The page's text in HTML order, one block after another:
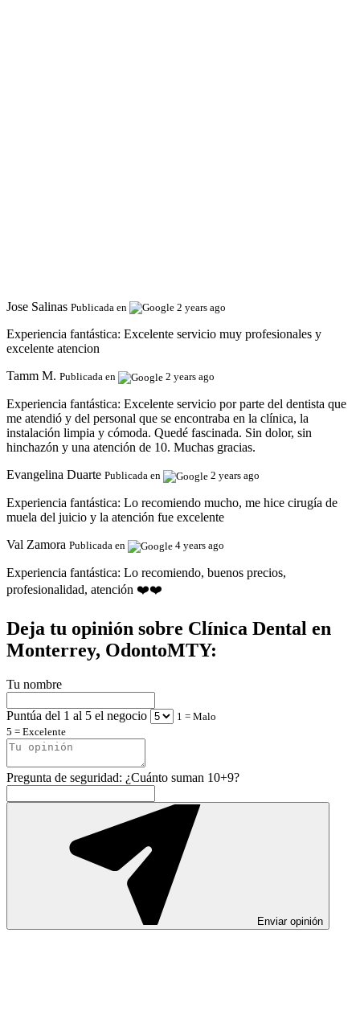
Jose Salinas Publicada en 2 years ago
Experiencia fantástica: Excelente servicio muy profesionales y
excelente atencion
Tamm M. Publicada en 2 years ago
Experiencia fantástica: Excelente servicio por parte del dentista que
me atendió y del personal que se encontraba en la clínica, la
instalación limpia y cómoda. Quedé fascinada. Sin dolor, sin
hinchazón y una atención de 10. Muchas gracias.
Evangelina Duarte Publicada en 2 years ago
Experiencia fantástica: Lo recomiendo mucho, me hice cirugía de
muela del juicio y la atención fue excelente
Val Zamora Publicada en 4 years ago
Experiencia fantástica: Lo recomiendo, buenos precios,
profesionalidad, atención ❤️❤️
Deja tu opinión sobre Clínica Dental en
Monterrey, OdontoMTY:
Tu nombre
Puntúa del 1 al 5 el negocio
1 = Malo
5 = Excelente
Pregunta de seguridad: ¿Cuánto suman 10+9?
Enviar opinión